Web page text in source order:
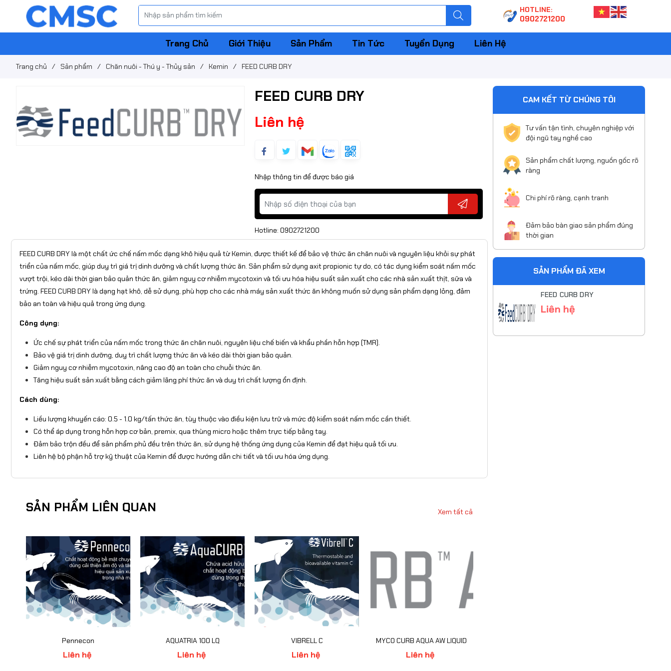
HOTLINE:
0902721200
Trang Chủ Giới Thiệu Sản Phẩm Tin Tức Tuyển Dụng Liên Hệ
Trang chủ / Sản phẩm / Chăn nuôi - Thú y - Thủy sản / Kemin / FEED CURB DRY
FEED CURB DRY
Liên hệ
Nhập thông tin để được báo giá
Hotline: 0902721200
FEED CURB DRY là một chất ức chế nấm mốc dạng khô hiệu quả từ Kemin, được thiết kế để bảo vệ thức ăn chăn nuôi và nguyên liệu khỏi sự phát
triển của nấm mốc, giúp duy trì giá trị dinh dưỡng và chất lượng thức ăn. Sản phẩm sử dụng axit propionic tự do, có tác dụng kiểm soát nấm mốc
vượt trội, kéo dài thời gian bảo quản thức ăn, giảm nguy cơ nhiễm mycotoxin và tối ưu hóa hiệu suất sản xuất cho các nhà sản xuất thịt, sữa và
trứng. FEED CURB DRY là dạng hạt khô, dễ sử dụng, phù hợp cho các nhà máy sản xuất thức ăn không muốn sử dụng sản phẩm dạng lỏng, đảm
bảo an toàn và hiệu quả trong ứng dụng.
Công dụng:
Ức chế sự phát triển của nấm mốc trong thức ăn chăn nuôi, nguyên liệu chế biến và khẩu phần hỗn hợp (TMR).
Bảo vệ giá trị dinh dưỡng, duy trì chất lượng thức ăn và kéo dài thời gian bảo quản.
Giảm nguy cơ nhiễm mycotoxin, nâng cao độ an toàn cho chuỗi thức ăn.
Tăng hiệu suất sản xuất bằng cách giảm lãng phí thức ăn và duy trì chất lượng ổn định.
Cách dùng:
Liều lượng khuyến cáo: 0.5 - 1.0 kg/tấn thức ăn, tùy thuộc vào điều kiện lưu trữ và mức độ kiểm soát nấm mốc cần thiết.
Có thể áp dụng trong hỗn hợp cơ bản, premix, qua thùng micro hoặc thêm trực tiếp bằng tay.
Đảm bảo trộn đều để sản phẩm phủ đều trên thức ăn, sử dụng hệ thống ứng dụng của Kemin để đạt hiệu quả tối ưu.
Liên hệ bộ phận hỗ trợ kỹ thuật của Kemin để được hướng dẫn chi tiết và tối ưu hóa ứng dụng.
SẢN PHẨM LIÊN QUAN Xem tất cả
Pennecon
Liên hệ
AQUATRIA 100 LQ
Liên hệ
VIBRELL C
Liên hệ
MYCO CURB AQUA AW LIQUID
Liên hệ
CAM KẾT TỪ CHÚNG TÔI
Tư vấn tận tình, chuyên nghiệp với
đội ngũ tay nghề cao
Sản phẩm chất lượng, nguồn gốc rõ
ràng
Chi phí rõ ràng, cạnh tranh
Đảm bảo bàn giao sản phẩm đúng
thời gian
SẢN PHẨM ĐÃ XEM
FEED CURB DRY
Liên hệ